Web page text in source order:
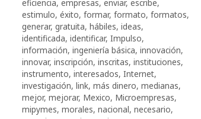
eficiencia, empresas, enviar, escribe,
estimulo, éxito, formar, formato, formatos,
generar, gratuita, hábiles, ideas,
identificada, identificar, Impulso,
información, ingeniería básica, innovación,
innovar, inscripción, inscritas, instituciones,
instrumento, interesados, Internet,
investigación, link, más dinero, medianas,
mejor, mejorar, Mexico, Microempresas,
mipymes, morales, nacional, necesario,